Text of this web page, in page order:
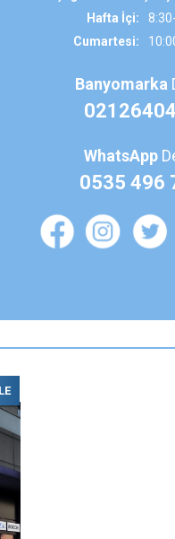
Hafta İçi:
Cumartesi:
Banyomarka
WhatsApp
0535 496